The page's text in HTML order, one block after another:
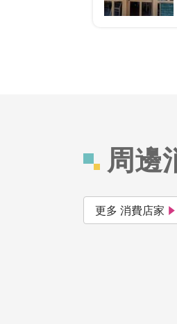
周邊
更多 消費店家